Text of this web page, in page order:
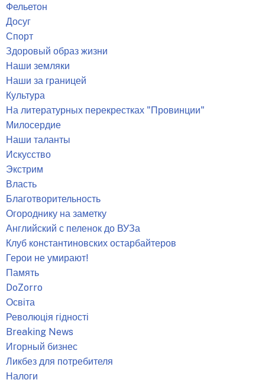
Фельетон
Досуг
Спорт
Здоровый образ жизни
Наши земляки
Наши за границей
Культура
На литературных перекрестках "Провинции"
Милосердие
Наши таланты
Искусство
Экстрим
Власть
Благотворительность
Огороднику на заметку
Английский с пеленок до ВУЗа
Клуб константиновских остарбайтеров
Герои не умирают!
Память
DoZorro
Освіта
Революція гідності
Breaking News
Игорный бизнес
Ликбез для потребителя
Налоги